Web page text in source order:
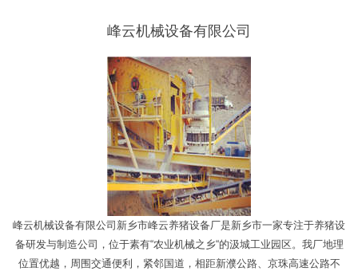
峰云机械设备有限公司
峰云机械设备有限公司新乡市峰云养猪设备厂是新乡市一家专注于养猪设
备研发与制造公司，位于素有“农业机械之乡“的汲城工业园区。我厂地理
位置优越，周围交通便利，紧邻国道，相距新濮公路、京珠高速公路不